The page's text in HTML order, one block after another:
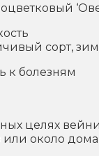
сорт,
к болезням
целях
или около